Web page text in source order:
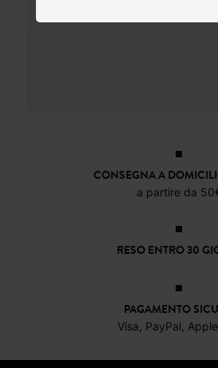
RESO ENTRO 30
PAGAMENTO
Ricevi notizie sulla moda